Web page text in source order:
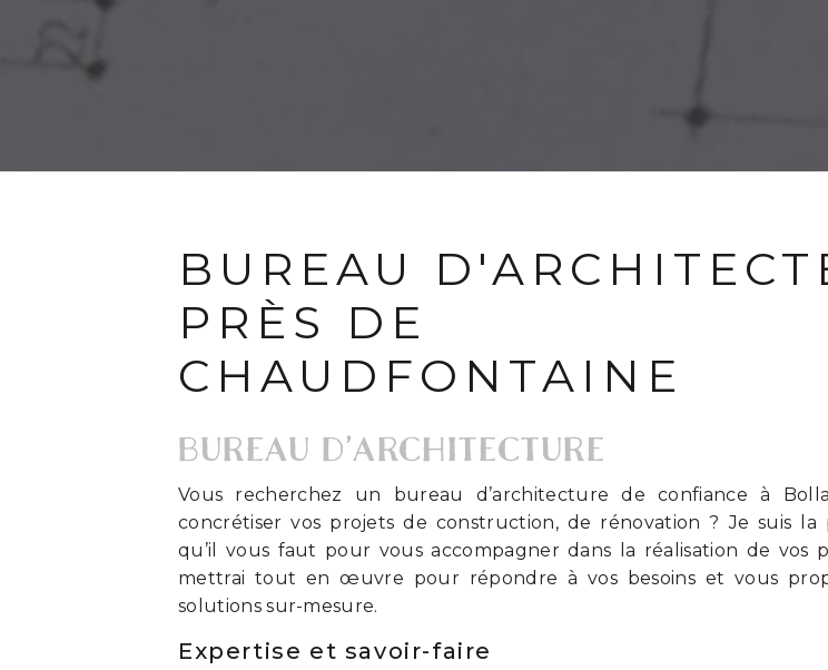
BUREAU
PRÈS DE
CHAUDFONTAINE
BUREAU D’ARCHITECTURE
Vous recherchez un bureau d’architecture de confiance à
concrétiser vos projets de construction, de rénovation ? Je suis la
qu’il vous faut pour vous accompagner dans la réalisation de vos
mettrai tout en œuvre pour répondre à vos besoins et vous
solutions sur-mesure.
Expertise et savoir-faire